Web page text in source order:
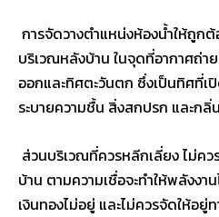
การจัดวางตำแหน่งห้องน้ำให้ถูก
บริเวณหลังบ้าน ในจุดที่อากาศถ่า
ออกและทิศตะวันตก ซึ่งเป็นทิศที่
ระบายความชื้น สิ่งสกปรก และกลิ่
ส่วนบริเวณที่ควรหลีกเลี่ยง ไม่คว
บ้าน ตามความเชื่อจะทำให้พลังงา
เงินทองไม่อยู่ และไม่ควรจัดให้อยู่